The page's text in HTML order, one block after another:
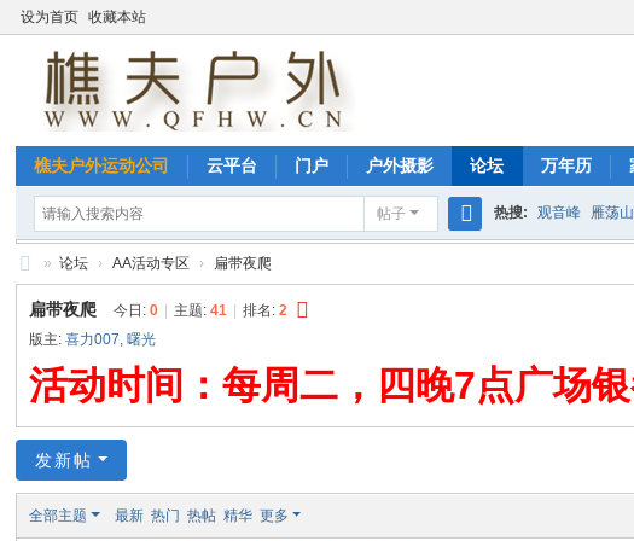
设为首页 收藏本站
樵夫户外运动公司 云平台 门户 户外摄影 论坛 万年历
帖子
搜
索
热搜: 观音峰 雁荡
雁
荡
山
户
外
樵
» 论坛 › AA活动专区 › 扁带夜爬
扁带夜爬 今日:0 主题:41 排名:2
版主:喜力007,曙光
活动时间：每周二，四晚7点广场
发新帖
全部主题 最新 热门 热帖 精华 更多